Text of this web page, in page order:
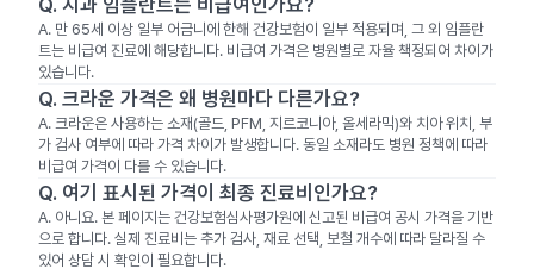
Q. 치과 임플란트는 비급여인가요?
A. 만 65세 이상 일부 어금니에 한해 건강보험이 일부 적용되며, 그 외 임플란
트는 비급여 진료에 해당합니다. 비급여 가격은 병원별로 자율 책정되어 차이가
있습니다.
Q. 크라운 가격은 왜 병원마다 다른가요?
A. 크라운은 사용하는 소재(골드, PFM, 지르코니아, 올세라믹)와 치아 위치, 부
가 검사 여부에 따라 가격 차이가 발생합니다. 동일 소재라도 병원 정책에 따라
비급여 가격이 다를 수 있습니다.
Q. 여기 표시된 가격이 최종 진료비인가요?
A. 아니요. 본 페이지는 건강보험심사평가원에 신고된 비급여 공시 가격을 기반
으로 합니다. 실제 진료비는 추가 검사, 재료 선택, 보철 개수에 따라 달라질 수
있어 상담 시 확인이 필요합니다.